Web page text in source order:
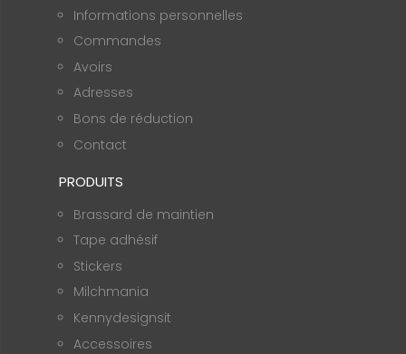
Informations personnelles
Commandes
Avoirs
Adresses
Bons de réduction
Contact
PRODUITS
Brassard de maintien
Tape adhésif
Stickers
Milchmania
Kennydesignsit
Accessoires